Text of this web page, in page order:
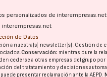
personalizados de interempresas.net
interempresas.net
de Datos
a nuestra(s) newsletter(s). Gestión de
Conservación: mientras dure la
cederse a otras empresas del grupo por
del tratatamiento y decisiones
presentar reclamación ante laAEPD.